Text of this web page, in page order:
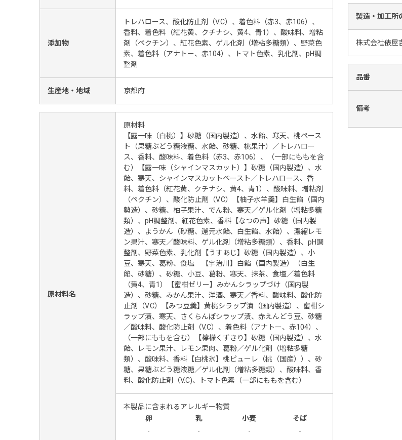
添加物
トレハロース、酸化防止剤（V.C）、着色料（赤3、赤106）、
香料、着色料（紅花黄、クチナシ、黄4、青1）、酸味料、増粘
剤（ペクチン）、紅花色素、ゲル化剤（増粘多糖類）、野菜色
素、着色料（アナトー、赤104）、トマト色素、乳化剤、pH調
整剤
生産地・地域 京都府
原材料名
原材料
【露一味（白桃）】砂糖（国内製造）、水飴、寒天、桃ペース
ト（果糖ぶどう糖液糖、水飴、砂糖、桃果汁）／トレハロー
ス、香料、酸味料、着色料（赤3、赤106）、（一部にももを含
む）【露一味（シャインマスカット）】砂糖（国内製造）、水
飴、寒天、シャインマスカットペースト／トレハロース、香
料、着色料（紅花黄、クチナシ、黄4、青1）、酸味料、増粘剤
（ペクチン）、酸化防止剤（V.C）【柚子水羊羹】白生餡（国内
勢造）、砂糖、柚子果汁、でん粉、寒天／ゲル化剤（増粘多糖
類）、pH調整剤、紅花色素、香料【なつの声】砂糖（国内製
造）、ようかん（砂糖、還元水飴、白生餡、水飴）、濃縮レモ
ン果汁、寒天／酸味料、ゲル化剤（増粘多糖類）、香料、pH調
整剤、野菜色素、乳化剤【うすあじ】砂糖（国内製造）、小
豆、寒天、葛粉、食塩 【宇治川】白餡（国内製造）（白生
餡、砂糖）、砂糖、小豆、葛粉、寒天、抹茶、食塩／着色料
（黄4、青1）【蜜柑ゼリー】みかんシラップづけ（国内製
造）、砂糖、みかん果汁、洋酒、寒天／香料、酸味料、酸化防
止剤（V.C）【みつ豆羹】黄桃シラップ漬（国内製造）、蜜柑シ
ラップ漬、寒天、さくらんぼシラップ漬、赤えんどう豆、砂糖
／酸味料、酸化防止剤（V.C）、着色料（アナトー、赤104）、
（一部にももを含む）【檸檬くずきり】砂糖（国内製造）、水
飴、レモン果汁、レモン果肉、葛粉／ゲル化剤（増粘多糖
類）、酸味料、香料【白桃氷】桃ピューレ（桃（国産））、砂
糖、果糖ぶどう糖液糖／ゲル化剤（増粘多糖類）、酸味料、香
料、酸化防止剤（V.C)、トマト色素（一部にももを含む）
本製品に含まれるアレルギー物質
卵
乳 小麦
そば
-
- - -
製造・加工所
株式会社俵屋
品番
備考